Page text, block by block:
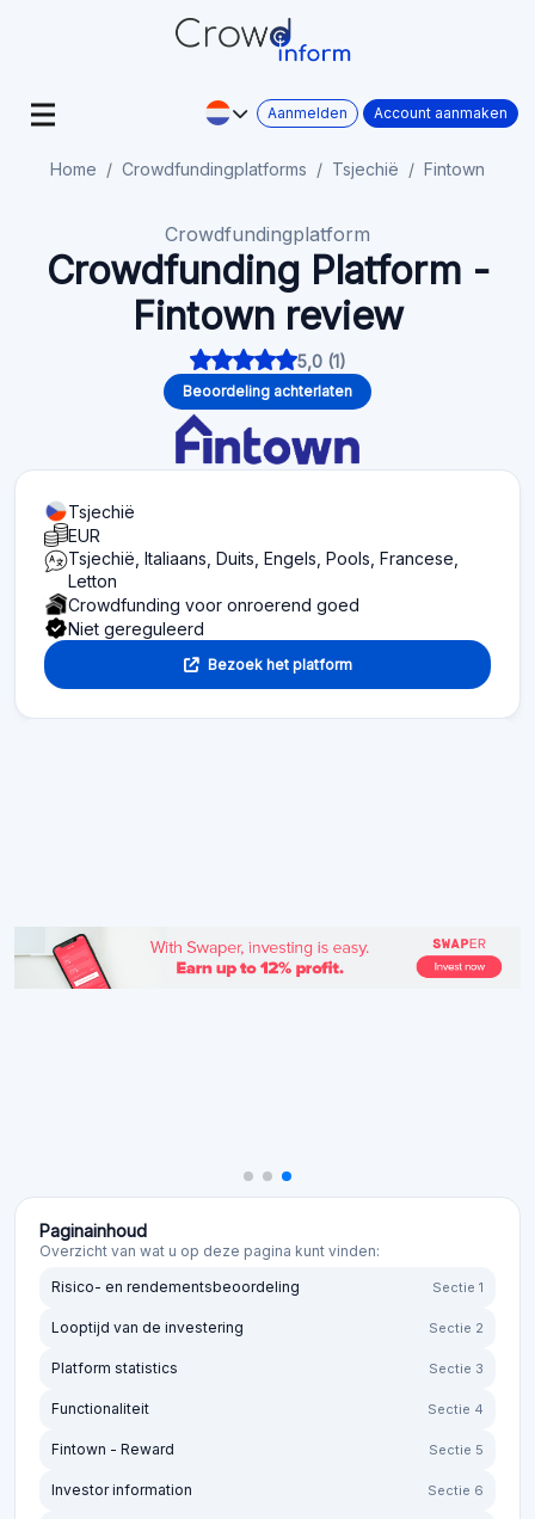
Aanmelden Account aanmaken
Home Crowdfundingplatforms Tsjechië Fintown
Crowdfundingplatform
Crowdfunding Platform -
Fintown review
5,0 (1)
Beoordeling achterlaten
Tsjechië
EUR
Tsjechië, Italiaans, Duits, Engels, Pools, Francese,
Letton
Crowdfunding voor onroerend goed
Niet gereguleerd
Bezoek het platform
Paginainhoud
Overzicht van wat u op deze pagina kunt vinden:
Risico- en rendementsbeoordeling
Sectie 1
Looptijd van de investering Sectie 2
Platform statistics Sectie 3
Functionaliteit Sectie 4
Fintown - Reward Sectie 5
Investor information Sectie 6